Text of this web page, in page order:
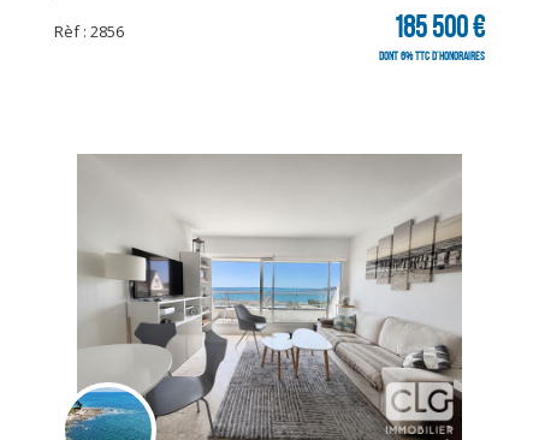
Rèf : 2856 185 500 €
dont 6% TTC d'honoraires